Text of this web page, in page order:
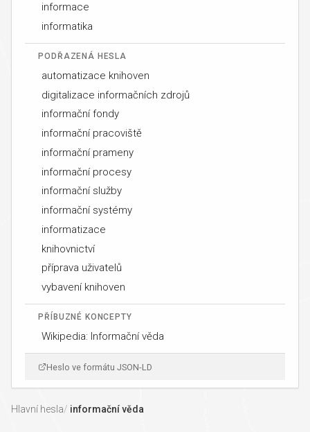
informace
informatika
PODŘAZENÁ HESLA
automatizace knihoven
digitalizace informačních zdrojů
informační fondy
informační pracoviště
informační prameny
informační procesy
informační služby
informační systémy
informatizace
knihovnictví
příprava uživatelů
vybavení knihoven
PŘÍBUZNÉ KONCEPTY
Wikipedia: Informační věda
Heslo ve formátu JSON-LD
Hlavní hesla informační věda